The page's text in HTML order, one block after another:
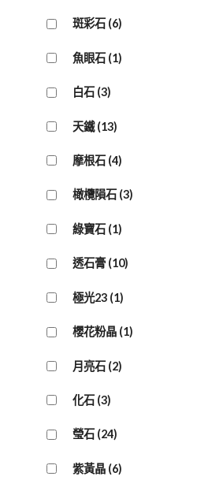
斑彩石 (6)
魚眼石 (1)
白石 (3)
天鐵 (13)
摩根石 (4)
橄欖隕石 (3)
綠寶石 (1)
透石膏 (10)
極光23 (1)
櫻花粉晶 (1)
月亮石 (2)
化石 (3)
瑩石 (24)
紫黃晶 (6)